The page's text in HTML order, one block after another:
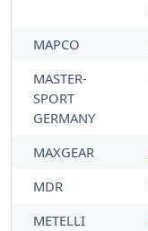
MAPCO
MASTER-
SPORT
GERMANY
MAXGEAR
MDR
METELLI